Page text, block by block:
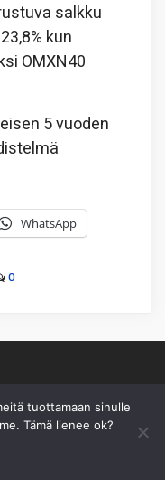
salkku
kun
OMXN40
5 vuoden
WhatsApp
0
|Mediakortti
sisältöä pidä
tuottamaan sinulle
Tämä lienee ok?